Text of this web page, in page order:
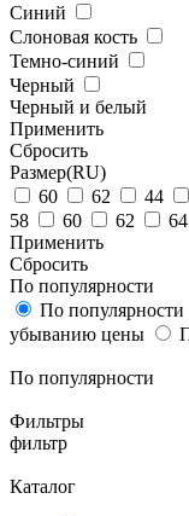
Синий
Слоновая кость
Темно-синий
Черный
Черный и белый
Применить
Cбросить
Размер(RU)
60
62 44
58
60 62
64
Применить
Cбросить
По популярности
По популярности
убыванию цены
По популярности
Фильтры
фильтр
Каталог